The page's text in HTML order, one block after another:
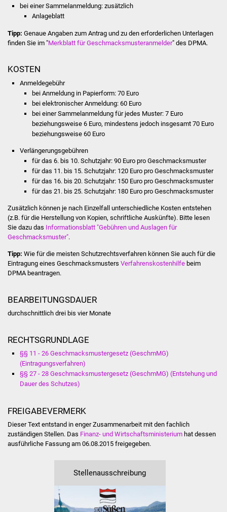
Veranstaltungen
Stadtbücherei
Zehntscheuer
Bürgerhaus
Kulturhalle
Selbsteintrag Vereine
Erlebnisregion
Schwäbischer Albtrauf
Lebenslagen
Sommerwochen für
bei einer Sammelanmeldung: zusätzlich
Anlageblatt
Tipp: Genaue Angaben zum Antrag und zu den erforderlichen Unterlagen
finden Sie im "Merkblatt für Geschmacksmusteranmelder" des DPMA.
KOSTEN
Anmeldegebühr
bei Anmeldung in Papierform: 70 Euro
bei elektronischer Anmeldung: 60 Euro
bei einer Sammelanmeldung für jedes Muster: 7 Euro
beziehungsweise 6 Euro, mindestens jedoch insgesamt 70 Euro
beziehungsweise 60 Euro
Verlängerungsgebühren
für das 6. bis 10. Schutzjahr: 90 Euro pro Geschmacksmuster
für das 11. bis 15. Schutzjahr: 120 Euro pro Geschmacksmuster
für das 16. bis 20. Schutzjahr: 150 Euro pro Geschmacksmuster
für das 21. bis 25. Schutzjahr: 180 Euro pro Geschmacksmuster
Zusätzlich können je nach Einzelfall unterschiedliche Kosten entstehen
(z.B. für die Herstellung von Kopien, schriftliche Auskünfte). Bitte lesen
Sie dazu das Informationsblatt "Gebühren und Auslagen für
Geschmacksmuster".
Tipp: Wie für die meisten Schutzrechtsverfahren können Sie auch für die
Eintragung eines Geschmacksmusters Verfahrenskostenhilfebeim
DPMA beantragen.
BEARBEITUNGSDAUER
durchschnittlich drei bis vier Monate
RECHTSGRUNDLAGE
§§ 11 - 26 Geschmacksmustergesetz (GeschmMG)
(Eintragungsverfahren)
§§ 27 - 28 Geschmacksmustergesetz (GeschmMG) (Entstehung und
Dauer des Schutzes)
FREIGABEVERMERK
Dieser Text entstand in enger Zusammenarbeit mit den fachlich
zuständigen Stellen. Das Finanz- und Wirtschaftsministeriumhat dessen
ausführliche Fassung am 06.08.2015 freigegeben.
Stellenausschreibung